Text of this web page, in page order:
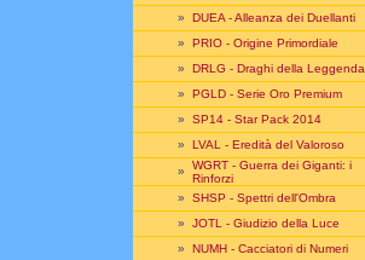
» DUEA - Alleanza dei Duellanti
» PRIO - Origine Primordiale
» DRLG - Draghi della Leggenda
» PGLD - Serie Oro Premium
» SP14 - Star Pack 2014
» LVAL - Eredità del Valoroso
» WGRT - Guerra dei Giganti: i
Rinforzi
» SHSP - Spettri dell'Ombra
» JOTL - Giudizio della Luce
» NUMH - Cacciatori di Numeri